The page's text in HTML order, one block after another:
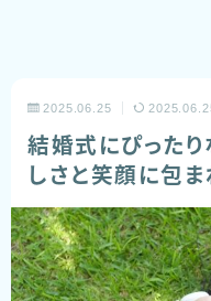
2025.06.25
結婚式にぴった
しさと笑顔に包